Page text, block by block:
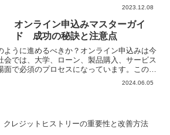
2023.12.08
オンライン申込みマスターガイ
ド 成功の秘訣と注意点
ように進めるべきか？オンライン申込みは今
会では、大学、ローン、製品購入、サービス
で必須のプロセスになっています。このプ
2024.06.05
クレジットヒストリーの重要性と改善方法